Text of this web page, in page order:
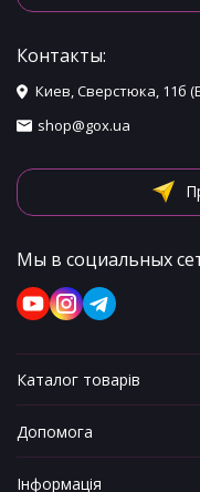
Контакты:
Киев, Сверстюка, 11б
shop@gox.ua
Мы в социальных
Каталог товарів
Допомога
Інформація